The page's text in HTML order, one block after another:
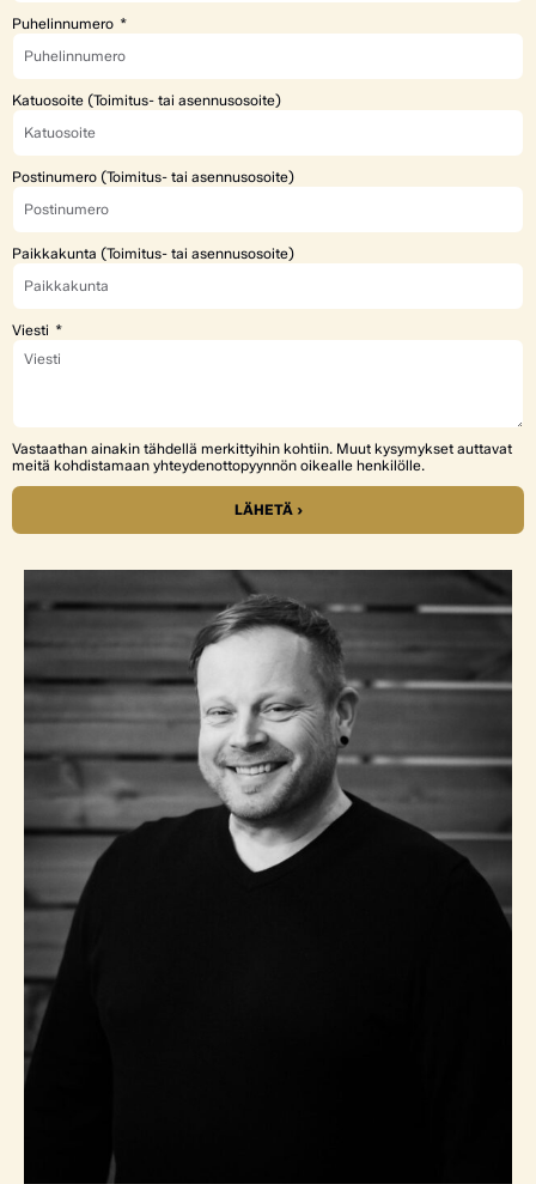
Puhelinnumero
Katuosoite (Toimitus- tai asennusosoite)
Postinumero (Toimitus- tai asennusosoite)
Paikkakunta (Toimitus- tai asennusosoite)
Viesti
Vastaathan ainakin tähdellä merkittyihin kohtiin. Muut kysymykset auttavat
meitä kohdistamaan yhteydenottopyynnön oikealle henkilölle.
LÄHETÄ ›